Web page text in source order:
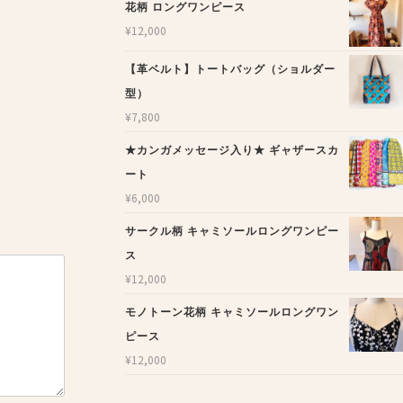
花柄 ロングワンピース
¥12,000
【革ベルト】トートバッグ（ショルダー
型）
¥7,800
★カンガメッセージ入り★ ギャザースカ
ート
¥6,000
サークル柄 キャミソールロングワンピー
ス
¥12,000
モノトーン花柄 キャミソールロングワン
ピース
¥12,000